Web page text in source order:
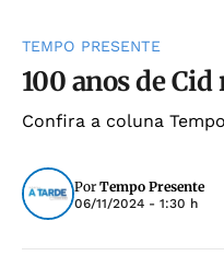
TEMPO PRESENTE
100 anos de
Confira a coluna
Por Tempo Presente
06/11/2024 - 1:30 h